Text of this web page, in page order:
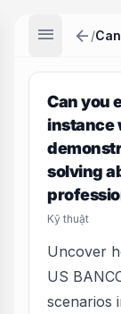
menu arrow_back /
Can you
instance
solving
Kỹ thuật
Uncover
US
scenarios